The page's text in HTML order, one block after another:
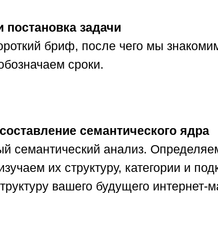
постановка задачи
бриф, после чего мы
сроки.
семантического ядра
семантический анализ.
их структуру, категории и
вашего будущего интернет-